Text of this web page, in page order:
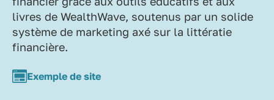
livres de WealthWave, soutenus par un solide
système de marketing axé sur la littératie
financière.
Exemple de site